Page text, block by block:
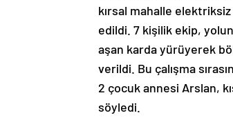
kırsal mahalle
edildi. 7 kişilik ekip,
aşan karda yürüyerek
verildi. Bu çalışma
2 çocuk annesi Arslan,
söyledi.